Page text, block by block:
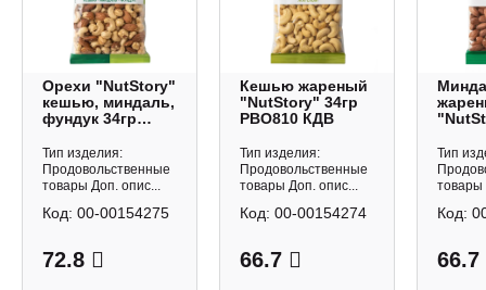
Орехи "NutStory"
кешью, миндаль,
фундук 34гр
Тип изделия:
Продовольственные
товары Доп. опис...
72.8
Код: 00-00154275
Кешью жареный
"NutStory" 34гр
РВО810 КДВ
Тип изделия:
Продовольственные
товары Доп. опис...
66.7
Код: 00-00154274
Тип
товары
66.7
Код: